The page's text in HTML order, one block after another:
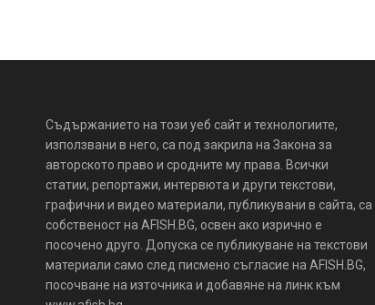
Съдържанието на този уеб сайт и технологиите,
използвани в него, са под закрила на Закона за
авторското право и сродните му права. Всички
статии, репортажи, интервюта и други текстови,
графични и видео материали, публикувани в сайта, са
собственост на AFISH.BG, освен ако изрично е
посочено друго. Допуска се публикуване на текстови
материали само след писмено съгласие на AFISH.BG,
посочване на източника и добавяне на линк към